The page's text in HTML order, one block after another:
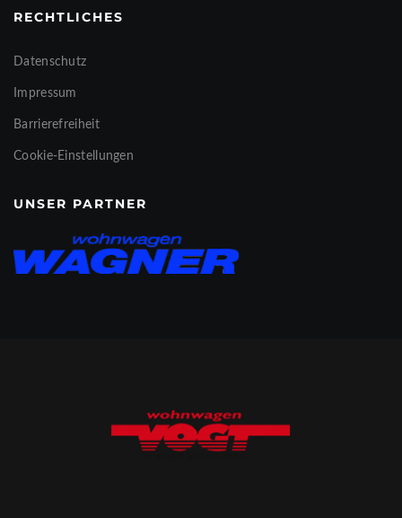
RECHTLICHES
Datenschutz
Impressum
Barrierefreiheit
Cookie-Einstellungen
UNSER PARTNER